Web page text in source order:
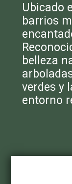
Ubicado
barrios
belleza
verdes y
entorno